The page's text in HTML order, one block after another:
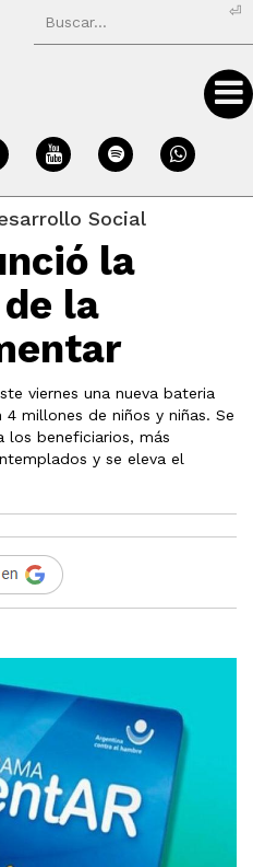
⏎
Social
la
la
viernes una nueva bateria
millones de niños y niñas. Se
los beneficiarios, más
y se eleva el